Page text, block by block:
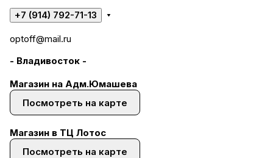
+7 (914) 792-71-13
optoff@mail.ru
- Владивосток -
Магазин на Адм.Юмашева
Посмотреть на карте
Магазин в ТЦ Лотос
Посмотреть на карте